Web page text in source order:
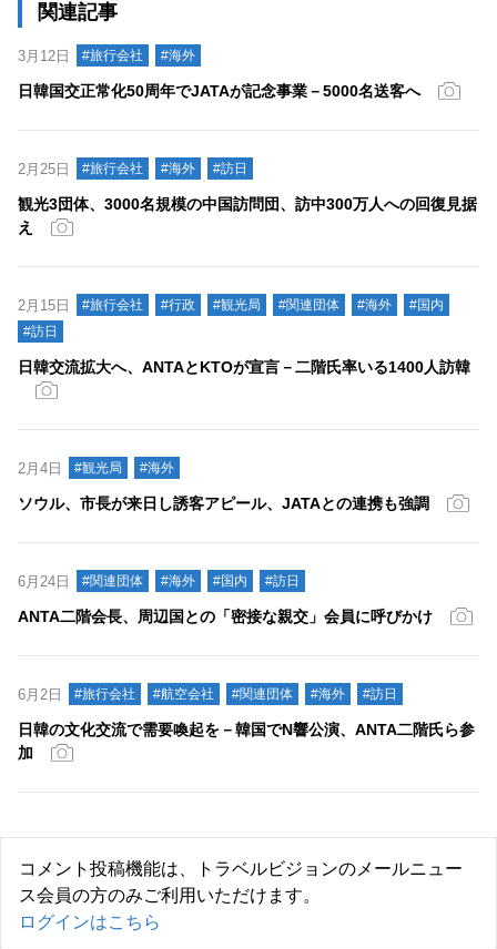
関連記事
3月12日 #旅行会社 #海外
日韓国交正常化50周年でJATAが記念事業－5000名送客へ
2月25日 #旅行会社 #海外 #訪日
観光3団体、3000名規模の中国訪問団、訪中300万人への回復見据
え
2月15日 #旅行会社 #行政 #観光局 #関連団体 #海外
#国内
#訪日
日韓交流拡大へ、ANTAとKTOが宣言－二階氏率いる1400人訪韓
2月4日 #観光局 #海外
ソウル、市長が来日し誘客アピール、JATAとの連携も強調
6月24日 #関連団体 #海外 #国内 #訪日
ANTA二階会長、周辺国との「密接な親交」会員に呼びかけ
6月2日 #旅行会社 #航空会社 #関連団体 #海外 #訪日
日韓の文化交流で需要喚起を－韓国でN響公演、ANTA二階氏ら参
加
コメント投稿機能は、トラベルビジョンのメールニュー
ス会員の方のみご利用いただけます。
ログインはこちら